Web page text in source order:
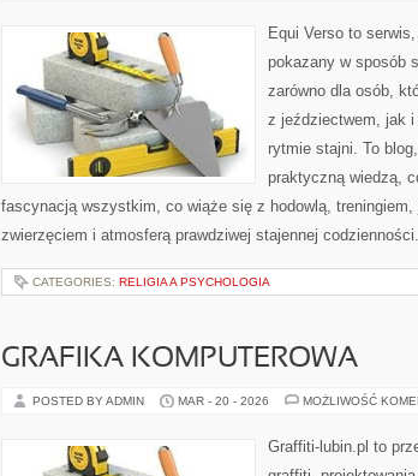
Equi Verso to
pokazany w sposób
zarówno dla osób,
z jeździectwem, jak
rytmie stajni. To
praktyczną wiedzą,
fascynacją wszystkim, co wiąże się z hodowlą, treningiem,
zwierzęciem i atmosferą prawdziwej stajennej
CATEGORIES: RELIGIA A PSYCHOLOGIA
GRAFIKA KOMPUTEROWA
POSTED BY ADMIN MAR - 20 - 2026 MOŻLIWOŚĆ
Graffiti-lubin.pl to